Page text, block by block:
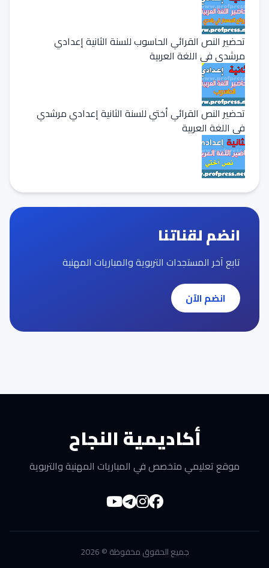
تحضير النص القرائي الحاسوب للسنة الثانية إعدادي
مرشدي في اللغة العربية
تحضير النص القرائي أختي للسنة الثانية إعدادي مرشدي
في اللغة العربية
انضم لقناتنا
تابع آخر المستجدات التربوية والمباريات المهنية
انضم الآن
أكاديمية النجاح
موقع تعليمي متخصص في المباريات المهنية والتربوية
جميع الحقوق محفوظة © 2026